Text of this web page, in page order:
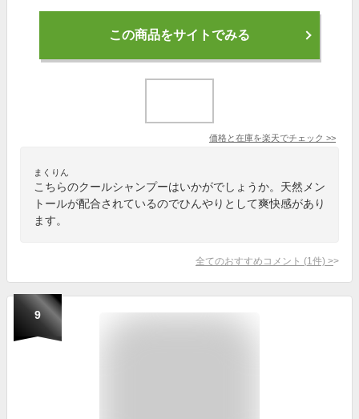
この商品をサイトでみる
価格と在庫を楽天でチェック >>
まくりん
こちらのクールシャンプーはいかがでしょうか。天然メン
トールが配合されているのでひんやりとして爽快感があり
ます。
全てのおすすめコメント (1 件) >
9